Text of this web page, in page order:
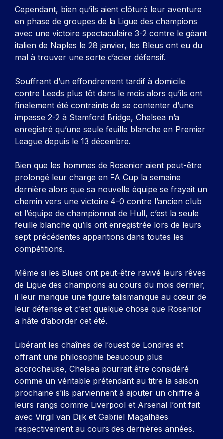
Cependant, bien qu’ils aient clôturé leur aventure
en phase de groupes de la Ligue des champions
avec une victoire spectaculaire 3-2 contre le géant
italien de Naples le 28 janvier, les Bleus ont eu du
mal à trouver une sorte d’acier défensif.
Souffrant d’un effondrement tardif à domicile
contre Leeds plus tôt dans le mois alors qu’ils ont
finalement été contraints de se contenter d’une
impasse 2-2 à Stamford Bridge, Chelsea n’a
enregistré qu’une seule feuille blanche en Premier
League depuis le 13 décembre.
Bien que les hommes de Rosenior aient peut-être
prolongé leur charge en FA Cup la semaine
dernière alors que sa nouvelle équipe se frayait un
chemin vers une victoire 4-0 contre l’ancien club
et l’équipe de championnat de Hull, c’est la seule
feuille blanche qu’ils ont enregistrée lors de leurs
sept précédentes apparitions dans toutes les
compétitions.
Même si les Blues ont peut-être ravivé leurs rêves
de Ligue des champions au cours du mois dernier,
il leur manque une figure talismanique au cœur de
leur défense et c’est quelque chose que Rosenior
a hâte d’aborder cet été.
Libérant les chaînes de l’ouest de Londres et
offrant une philosophie beaucoup plus
accrocheuse, Chelsea pourrait être considéré
comme un véritable prétendant au titre la saison
prochaine s’ils parviennent à ajouter un chiffre à
leurs rangs comme Liverpool et Arsenal l’ont fait
avec Virgil van Dijk et Gabriel Magalhães
respectivement au cours des dernières années.